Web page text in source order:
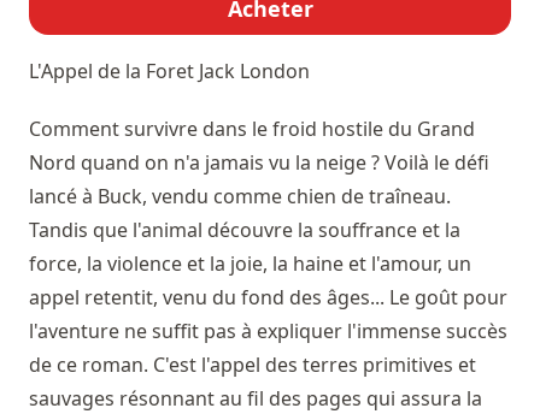
Acheter
L'Appel de la Foret Jack London
Comment survivre dans le froid hostile du Grand
Nord quand on n'a jamais vu la neige ? Voilà le défi
lancé à Buck, vendu comme chien de traîneau.
Tandis que l'animal découvre la souffrance et la
force, la violence et la joie, la haine et l'amour, un
appel retentit, venu du fond des âges... Le goût pour
l'aventure ne suffit pas à expliquer l'immense succès
de ce roman. C'est l'appel des terres primitives et
sauvages résonnant au fil des pages qui assura la